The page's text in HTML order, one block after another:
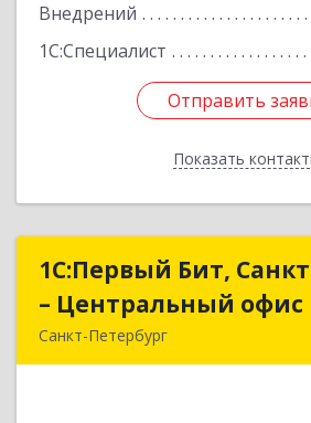
Внедрений
1С:Специалист
Отправить
Показать
Отправить
Назад
1С:Первый Бит,
– Центральный офис
Санкт-Петербург
1С:Первый Бит,
–